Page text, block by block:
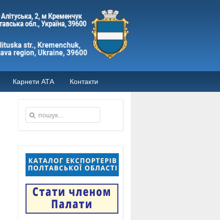
Карнети АТА Контакти